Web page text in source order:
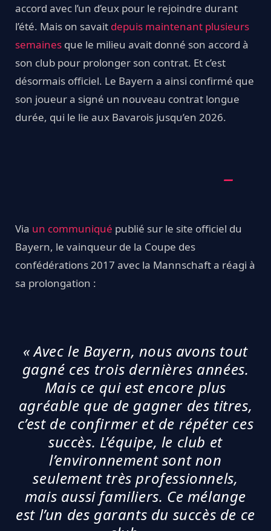
accord avec l’un d’eux pour le rejoindre durant
l’été. Mais on savait depuis maintenant plusieurs
semaines que le milieu avait donné son accord à
son club pour prolonger son contrat. Et c’est
désormais officiel. Le Bayern a ainsi confirmé que
son joueur a signé un nouveau contrat longue
durée, qui le lie aux Bavarois jusqu’en 2026.
Via un communiqué publié sur le site officiel du
Bayern, le vainqueur de la Coupe des
confédérations 2017 avec la Mannschaft a réagi à
sa prolongation :
« Avec le Bayern, nous avons tout
gagné ces trois dernières années.
Mais ce qui est encore plus
agréable que de gagner des titres,
c’est de confirmer et de répéter ces
succès. L’équipe, le club et
l’environnement sont non
seulement très professionnels,
mais aussi familiers. Ce mélange
est l’un des garants du succès de ce